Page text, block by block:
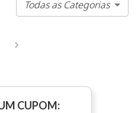
Todas as Categorias
CUPOM: